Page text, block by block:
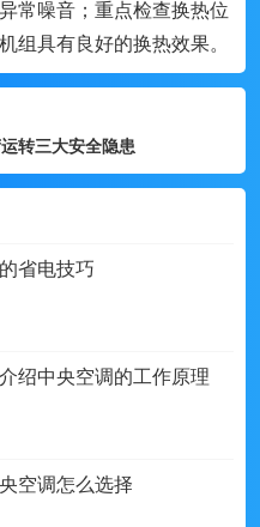
常噪音；重点检查换热位
组具有良好的换热效果。
转三大安全隐患
省电技巧
绍中央空调的工作原理
空调怎么选择